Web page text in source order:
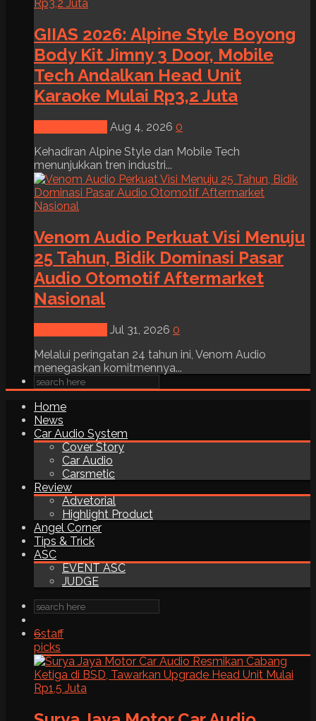
GIIAS 2026: Alpine Style Boyong
Body Kit Jimny 3 Door, Mobile
Tech Andalkan Head Unit
Karaoke Mulai Rp3,2 Juta
Aug 4, 2026 0
Kehadiran Alpine Style dan Mobile Tech
menunjukkan tren industri...
Venom Audio Perkuat Visi Menuju
25 Tahun, Bidik Dominasi Pasar
Audio Otomotif Aftermarket
Nasional
Jul 31, 2026 0
Melalui peringatan 24 tahun ini, Venom Audio
menegaskan komitmennya...
Home
News
Car Audio System
Cover Story
Car Audio
Carsmetic
Review
Advetorial
Highlight Product
Angel Corner
Tips & Trick
ASC
EVENT ASC
JUDGE
6staff
picks